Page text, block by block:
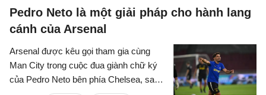
Pedro Neto là một giải pháp cho hành lang
cánh của Arsenal
Arsenal được kêu gọi tham gia cùng
Man City trong cuộc đua giành chữ ký
của Pedro Neto bên phía Chelsea, sau